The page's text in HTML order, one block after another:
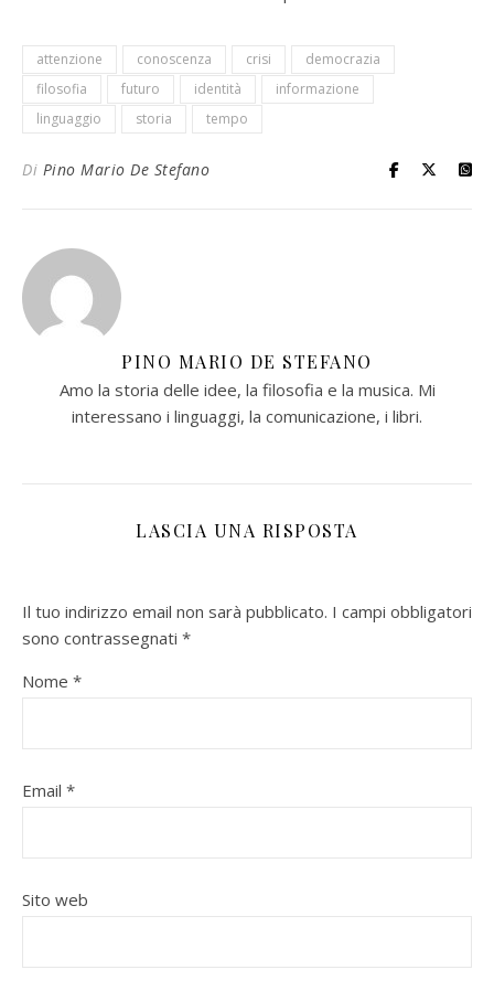
attenzione conoscenza crisi
democrazia
filosofia
futuro identità
informazione
linguaggio
storia tempo
Di Pino Mario De Stefano
PINO MARIO DE STEFANO
Amo la storia delle idee, la filosofia e la musica. Mi
interessano i linguaggi, la comunicazione, i libri.
LASCIA UNA RISPOSTA
Il tuo indirizzo email non sarà pubblicato. I campi obbligatori
sono contrassegnati *
Nome *
Email *
Sito web